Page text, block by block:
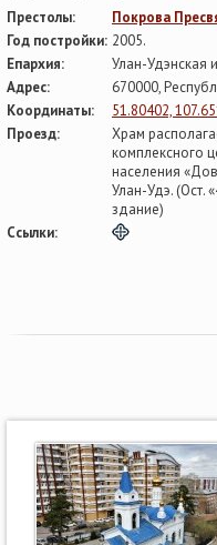
Престолы:
Покрова
Год постройки: 2005.
Епархия:
Улан-Удэнская
Адрес:
670000,
Координаты:
51.80402,
Проезд:
Храм
комплексного
населения
Улан-Удэ. (Ост.
здание)
Ссылки: